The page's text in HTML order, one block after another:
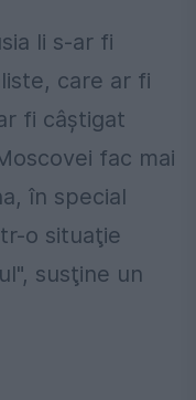
li s-ar fi
care ar fi
fi câştigat
fac mai
în special
o situaţie
susţine un